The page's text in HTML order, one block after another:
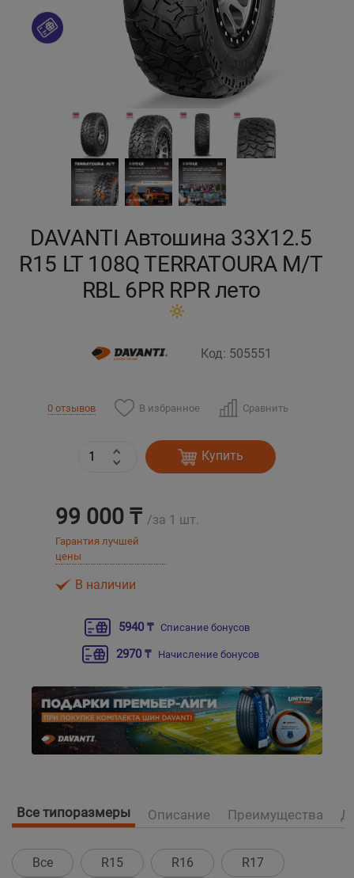
DAVANTI Автошина 33X12.5
R15 LT 108Q TERRATOURA M/T
RBL 6PR RPR лето
Код: 505551
0 отзывов В избранное Сравнить
Купить
99 000 ₸ /за 1 шт.
Гарантия лучшей
цены
В наличии
5940 ₸ Списание бонусов
2970 ₸ Начисление бонусов
Все типоразмеры Описание Преимущества
Все R15 R16
R17
Кокшетау
Кызылорда
Петропавловск
Семей
Талдыкорган
Экибастуз
Бишкек